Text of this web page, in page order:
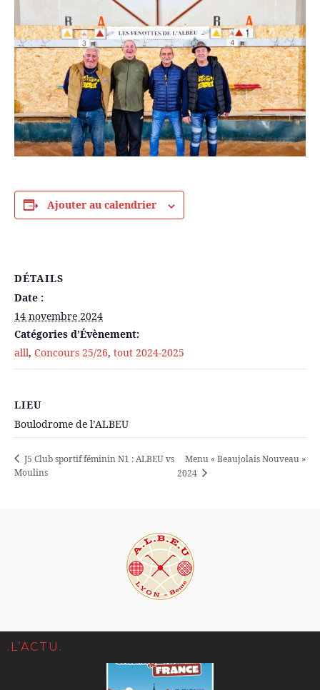
Ajouter au calendrier
DÉTAILS
Date :
14 novembre 2024
Catégories d’Évènement:
alll, Concours 25/26, tout 2024-2025
LIEU
Boulodrome de l’ALBEU
J5 Club sportif féminin N1 : ALBEU vs
Moulins
Menu « Beaujolais Nouveau »
2024
.L’ACTU.